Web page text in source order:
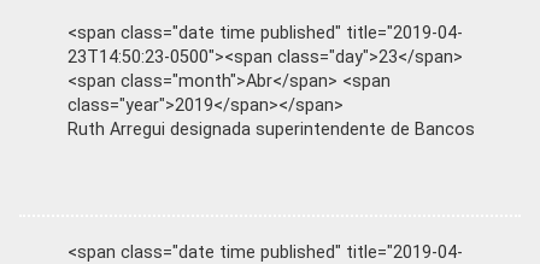
<span class="date time published" title="2019-04-
23T14:50:23-0500"><span class="day">23</span>
<span class="month">Abr</span> <span
class="year">2019</span></span>
Ruth Arregui designada superintendente de Bancos
<span class="date time published" title="2019-04-